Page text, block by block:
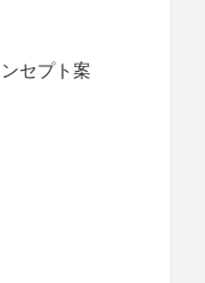
セプト案